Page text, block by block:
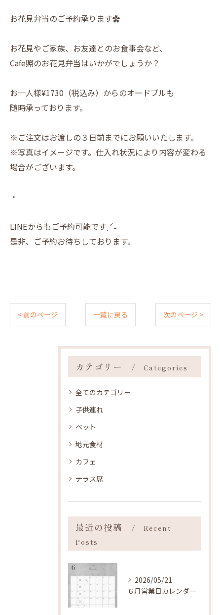
お花見弁当のご予約承ります✿
お花見やご家族、お友達とのお食事会など、
Cafe照のお花見弁当はいかがでしょうか？
お一人様¥1730（税込み）からのオードブルも
随時承っております。
※ご注文はお渡しの３日前までにお願いいたします。
※写真はイメージです。仕入れ状況により内容が変わる
場合がございます。
・
LINEからもご予約可能ですˎˊ˗
是非、ご予約お待ちしております。
< 前のページ 一覧に戻る 次のページ >
カテゴリー Categories
全てのカテゴリー
子供連れ
ペット
地元食材
カフェ
テラス席
最近の投稿
Recent
Posts
2026/05/21
６月営業日カレンダー